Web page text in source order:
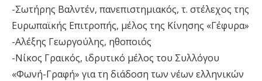
-Σωτήρης Βαλντέν, πανεπιστημιακός, τ. στέλεχος της
Ευρωπαϊκής Επιτροπής, μέλος της Κίνησης «Γέφυρα»
-Αλέξης Γεωργούλης, ηθοποιός
-Νίκος Γραικός, ιδρυτικό μέλος του Συλλόγου
«Φωνή-Γραφή» για τη διάδοση των νέων ελληνικών